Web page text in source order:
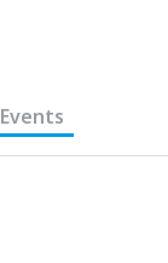
Events